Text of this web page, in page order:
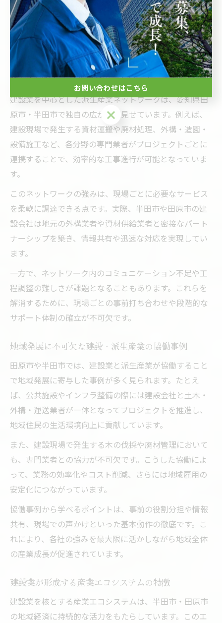
実際に現場で働く人々の声として、「ものづくりの達成
感」や「地域への貢献意識」が挙げられており、建設発
の産業展開が雇用や地域活性化に直結している点も見逃
せません。
建設と連動した派生産業ネットワークの実態
建設業を中心とした派生産業ネットワークは、愛知県田
原市・半田市で独自の広がりを見せています。例えば、
建設現場で発生する資材運搬や廃材処理、外構・造園・
設備施工など、各分野の専門業者がプロジェクトごとに
連携することで、効率的な工事進行が可能となっていま
す。
このネットワークの強みは、現場ごとに必要なサービス
を柔軟に調達できる点です。実際、半田市や田原市の建
設会社は地元の外構業者や資材供給業者と密接なパート
ナーシップを築き、情報共有や迅速な対応を実現してい
ます。
一方で、ネットワーク内のコミュニケーション不足や工
程調整の難しさが課題となることもあります。これらを
解消するために、現場ごとの事前打ち合わせや段階的な
サポート体制の確立が不可欠です。
地域発展に不可欠な建設・派生産業の協働事例
田原市や半田市では、建設業と派生産業が協働すること
で地域発展に寄与した事例が多く見られます。たとえ
ば、公共施設やインフラ整備の際には建設会社と土木・
外構・運送業者が一体となってプロジェクトを推進し、
地域住民の生活環境向上に貢献しています。
また、建設現場で発生する木の伐採や廃材管理において
も、専門業者との協力が不可欠です。こうした協働によ
って、業務の効率化やコスト削減、さらには地域雇用の
安定化につながっています。
協働事例から学べるポイントは、事前の役割分担や情報
共有、現場での声かけといった基本動作の徹底です。こ
れにより、各社の強みを最大限に活かしながら地域全体
の産業成長が促進されています。
建設業が形成する産業エコシステムの特徴
建設業を核とする産業エコシステムは、半田市・田原市
の地域経済に持続的な活力をもたらしています。このエ
お問い合わせはこちら
お問い合わせはこちら